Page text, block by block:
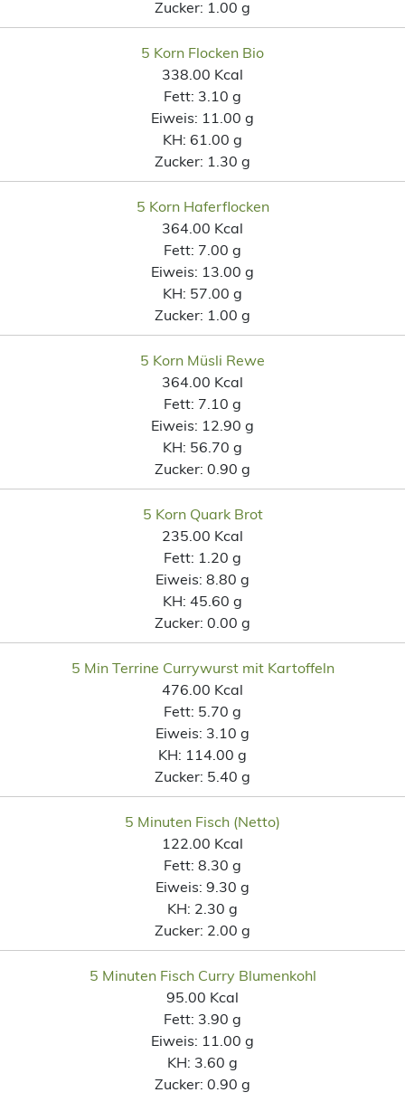
Zucker: 1.00 g
5 Korn Flocken Bio
338.00 Kcal
Fett: 3.10 g
Eiweis: 11.00 g
KH: 61.00 g
Zucker: 1.30 g
5 Korn Haferflocken
364.00 Kcal
Fett: 7.00 g
Eiweis: 13.00 g
KH: 57.00 g
Zucker: 1.00 g
5 Korn Müsli Rewe
364.00 Kcal
Fett: 7.10 g
Eiweis: 12.90 g
KH: 56.70 g
Zucker: 0.90 g
5 Korn Quark Brot
235.00 Kcal
Fett: 1.20 g
Eiweis: 8.80 g
KH: 45.60 g
Zucker: 0.00 g
5 Min Terrine Currywurst mit Kartoffeln
476.00 Kcal
Fett: 5.70 g
Eiweis: 3.10 g
KH: 114.00 g
Zucker: 5.40 g
5 Minuten Fisch (Netto)
122.00 Kcal
Fett: 8.30 g
Eiweis: 9.30 g
KH: 2.30 g
Zucker: 2.00 g
5 Minuten Fisch Curry Blumenkohl
95.00 Kcal
Fett: 3.90 g
Eiweis: 11.00 g
KH: 3.60 g
Zucker: 0.90 g